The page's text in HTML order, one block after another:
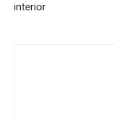
interior